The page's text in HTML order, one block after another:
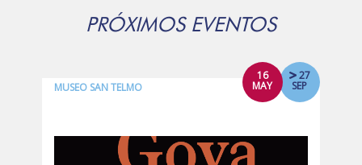
PRÓXIMOS EVENTOS
16
MAY
27
SEP
MUSEO SAN TELMO